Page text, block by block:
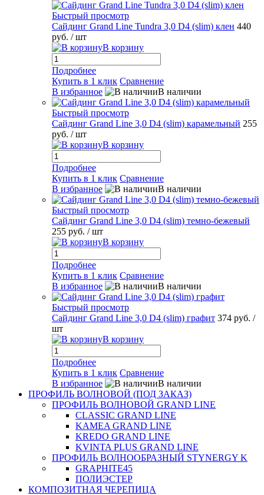
Быстрый просмотр
Сайдинг Grand Line Tundra 3,0 D4 (slim) клен 440
руб. / шт
В корзину
Подробнее
Купить в 1 клик Сравнение
В избранное
В наличии
Быстрый просмотр
Сайдинг Grand Line 3,0 D4 (slim) карамельный 255
руб. / шт
В корзину
Подробнее
Купить в 1 клик Сравнение
В избранное
В наличии
Быстрый просмотр
Сайдинг Grand Line 3,0 D4 (slim) темно-бежевый
255 руб. / шт
В корзину
Подробнее
Купить в 1 клик Сравнение
В избранное
В наличии
Быстрый просмотр
Сайдинг Grand Line 3,0 D4 (slim) графит 374 руб. /
шт
В корзину
Подробнее
Купить в 1 клик Сравнение
В избранное
В наличии
ПРОФИЛЬ ВОЛНОВОЙ (ПОД ЗАКАЗ)
ПРОФИЛЬ ВОЛНОВОЙ GRAND LINE
CLASSIC GRAND LINE
KAMEA GRAND LINE
KREDO GRAND LINE
KVINTA PLUS GRAND LINE
ПРОФИЛЬ ВОЛНООБРАЗНЫЙ STYNERGY K
GRAPHITE45
ПОЛИЭСТЕР
КОМПОЗИТНАЯ ЧЕРЕПИЦА